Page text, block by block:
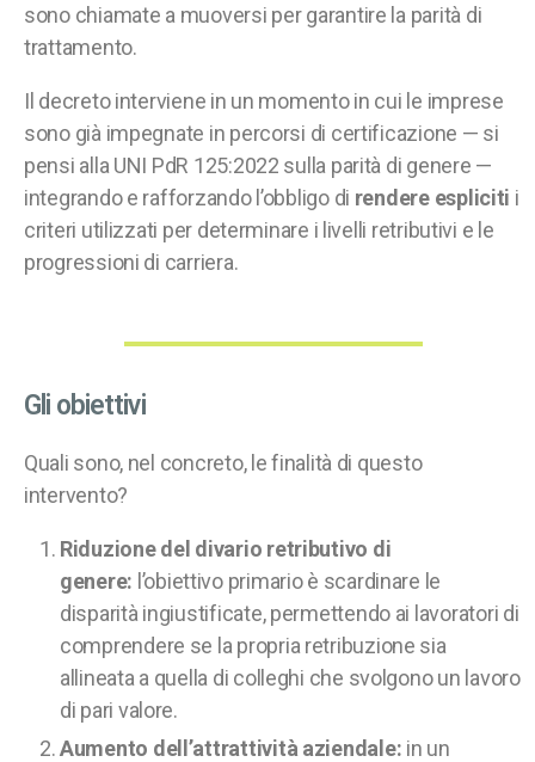
sono chiamate a muoversi per garantire la parità di
trattamento.
Il decreto interviene in un momento in cui le imprese
sono già impegnate in percorsi di certificazione — si
pensi alla UNI PdR 125:2022 sulla parità di genere —
integrando e rafforzando l’obbligo di rendere espliciti i
criteri utilizzati per determinare i livelli retributivi e le
progressioni di carriera.
Gli obiettivi
Quali sono, nel concreto, le finalità di questo
intervento?
Riduzione del divario retributivo di
genere: l’obiettivo primario è scardinare le
disparità ingiustificate, permettendo ai lavoratori di
comprendere se la propria retribuzione sia
allineata a quella di colleghi che svolgono un lavoro
di pari valore.
Aumento dell’attrattività aziendale: in un